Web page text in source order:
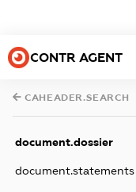
CONTR AGENT
CAHEADER.SEARCH
document.dossier
document.statements